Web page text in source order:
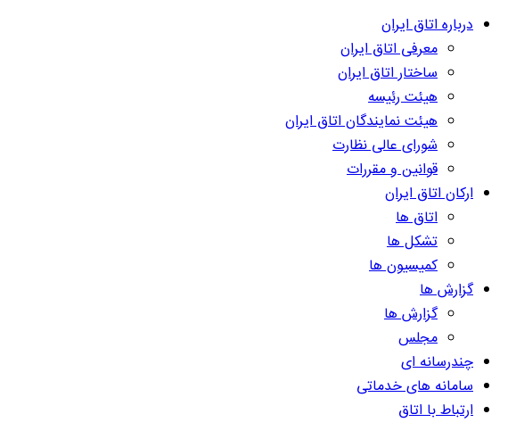
درباره اتاق ایران
معرفی اتاق ایران
ساختار اتاق ایران
هیئت رئیسه
هیئت نمایندگان اتاق ایران
شورای عالی نظارت
قوانین و مقررات
ارکان اتاق ایران
اتاق ها
تشکل ها
کمیسیون ها
گزارش ها
گزارش ها
مجلس
چندرسانه ای
سامانه های خدماتی
ارتباط با اتاق